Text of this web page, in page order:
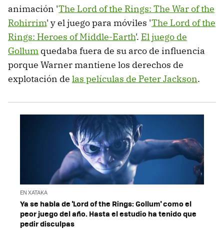
animación 'The Lord of the Rings: The War of the
Rohirrim' y el juego para móviles 'The Lord of the
Rings: Heroes of Middle-Earth'. El juego de
Gollum quedaba fuera de su arco de influencia
porque Warner mantiene los derechos de
explotación de las películas de Peter Jackson.
EN XATAKA
Ya se habla de 'Lord of the Rings: Gollum' como el
peor juego del año. Hasta el estudio ha tenido que
pedir disculpas